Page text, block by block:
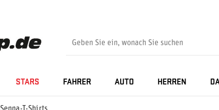
STARS FAHRER AUTO HERREN